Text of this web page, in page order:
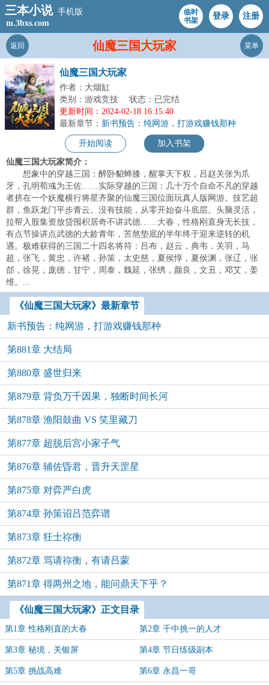
三本小说 手机版
m.3bxs.com
临时
书架
登录 注册
仙魔三国大玩家
返回 菜单
仙魔三国大玩家
作者：大烟缸
类别：游戏竞技
状态：已完结
更新时间：2024-02-18 16:15:40
最新章节： 新书预告：纯网游，打游戏赚钱那种
开始阅读 加入书架
仙魔三国大玩家简介：
想象中的穿越三国：醉卧貂蝉膝，醒掌天下权，吕赵关张为爪
牙，孔明荀彧为王佐……实际穿越的三国：几十万个自命不凡的穿越
者挤在一个妖魔横行将星齐聚的仙魔三国位面玩真人版网游。技艺超
群，鱼跃龙门平步青云。没有技能，从零开始奋斗底层。头脑灵活，
拉帮入股集资放贷囤积居奇不讲武德……大春，性格刚直身无长技，
有点节操讲点武德的大龄青年，苦熬垫底的半年终于迎来逆转的机
遇。极难获得的三国二十四名将符：吕布，赵云，典韦，关羽，马
超，张飞，黄忠，许褚，孙策，太史慈，夏侯惇，夏侯渊，张辽，张
郃，徐晃，庞德，甘宁，周泰，魏延，张绣，颜良，文丑，邓艾，姜
维。...
《仙魔三国大玩家》最新章节
新书预告：纯网游，打游戏赚钱那种
第881章 大结局
第880章 盛世归来
第879章 背负万千因果，独断时间长河
第878章 渔阳鼓曲 VS 笑里藏刀
第877章 超脱后宫小家子气
第876章 辅佐昏君，晋升天罡星
第875章 对弈严白虎
第874章 孙策诏吕范弈谱
第873章 狂士祢衡
第872章 骂请祢衡，有请吕蒙
第871章 得两州之地，能问鼎天下乎？
《仙魔三国大玩家》正文目录
第1章 性格刚直的大春 第2章 千中挑一的人才
第3章 秘境，关银屏 第4章 节日练级副本
第5章 挑战高难 第6章 永昌一哥